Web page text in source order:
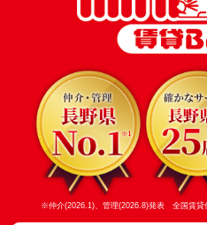
※仲介(2026.1)、管理(2026.8)発表 全国賃貸